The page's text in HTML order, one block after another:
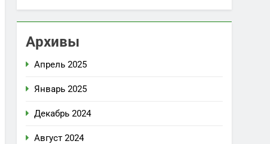
Архивы
Апрель 2025
Январь 2025
Декабрь 2024
Август 2024